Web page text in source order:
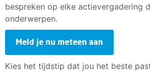
bespreken op elke actievergadering
onderwerpen.
Meld je nu meteen aan
Kies het tijdstip dat jou het beste